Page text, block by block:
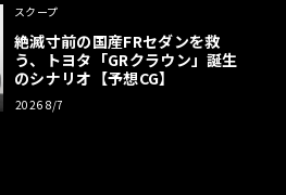
スクープ
絶滅寸前の国産FRセダンを救
う、トヨタ「GRクラウン」誕生
のシナリオ【予想CG】
2026 8/7